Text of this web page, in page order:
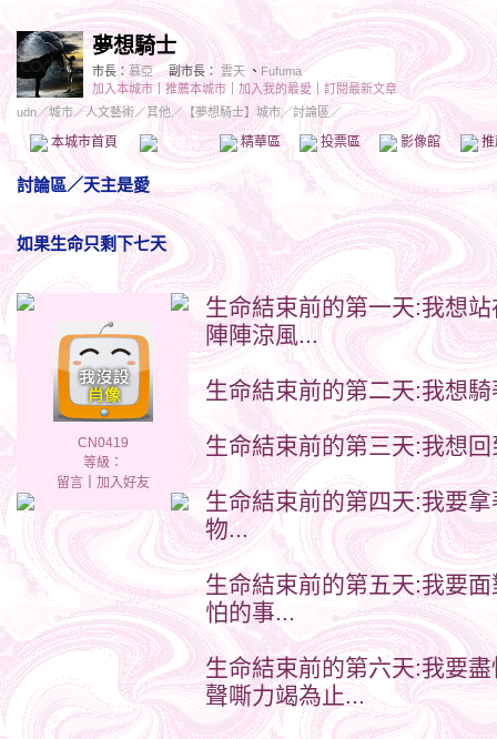
夢想騎士
市長：慕亞 副市長： 雲天 、Fufuma
加入本城市｜推薦本城市 加入我的最愛｜訂閱最新文章
udn／城市／人文藝術／其他／ 【夢想騎士】城市／討論區／
本城市首頁 討論區 精華區 投票區 影像館 推
討論區／天主是愛
如果生命只剩下七天
CN0419
等級：
留言｜ 加入好友
生命結束前的第一天:我想
陣陣涼風...
生命結束前的第二天:我想
生命結束前的第三天:我想
生命結束前的第四天:我要
物...
生命結束前的第五天:我要
怕的事...
生命結束前的第六天:我要
聲嘶力竭為止...